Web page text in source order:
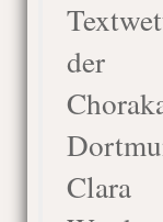
der
Clara